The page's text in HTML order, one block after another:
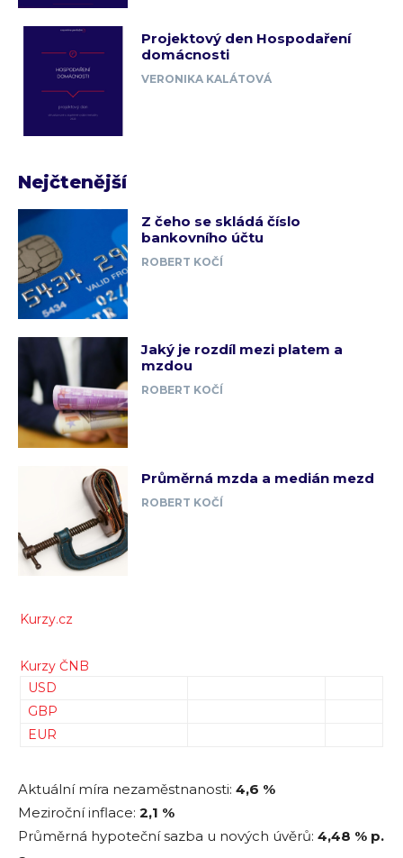
Projektový den Hospodaření
domácnosti
VERONIKA KALÁTOVÁ
Nejčtenější
Z čeho se skládá číslo
bankovního účtu
ROBERT KOČÍ
Jaký je rozdíl mezi platem a
mzdou
ROBERT KOČÍ
Průměrná mzda a medián mezd
ROBERT KOČÍ
Kurzy.cz
Kurzy ČNB
USD
GBP
EUR
Aktuální míra nezaměstnanosti: 4,6 %
Meziroční inflace: 2,1 %
Průměrná hypoteční sazba u nových úvěrů: 4,48 % p.